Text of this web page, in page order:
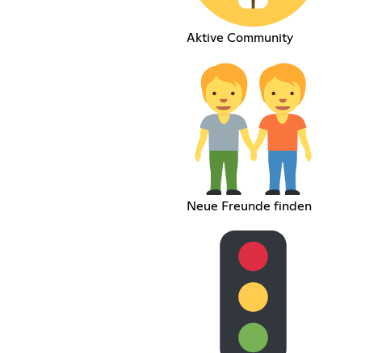
Aktive Community
Neue Freunde finden